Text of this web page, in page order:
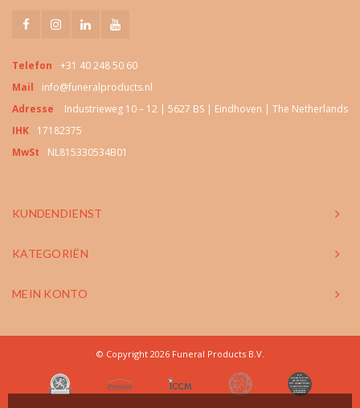
Telefon
+31 40 248 50 60
Mail
info@funeralproducts.nl
Adresse
Industrieweg 10 – 12 | 5627 BS | Eindhoven | The Netherlands
IHK
17182375
MwSt
NL815330534B01
KUNDENDIENST
KATEGORIËN
MEIN KONTO
© Copyright 2026 Funeral Products B.V.